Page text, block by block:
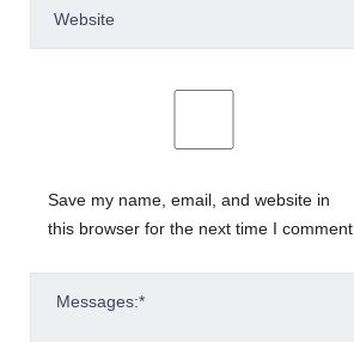
Save my name, email, and website in
this browser for the next time I comment.